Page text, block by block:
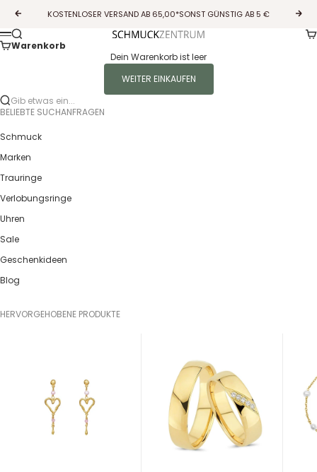
Zurück
KOSTENLOSER VERSAND AB 65,00*SONST GÜNSTIG AB 5 €
Vor
Guldcenter
Menü
Suche
Warenkorb
Dein Warenkorb ist leer
WEITER EINKAUFEN
Gib etwas ein...
BELIEBTE SUCHANFRAGEN
Schmuck
Marken
Trauringe
Verlobungsringe
Uhren
Sale
Geschenkideen
Blog
HERVORGEHOBENE PRODUKTE